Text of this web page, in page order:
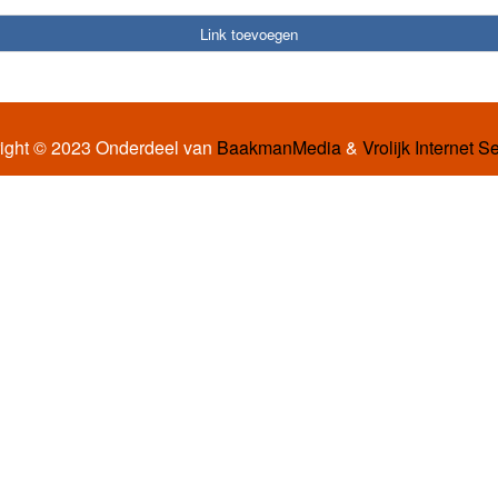
Link toevoegen
© 2023 Onderdeel van BaakmanMedia& Vrolijk Internet